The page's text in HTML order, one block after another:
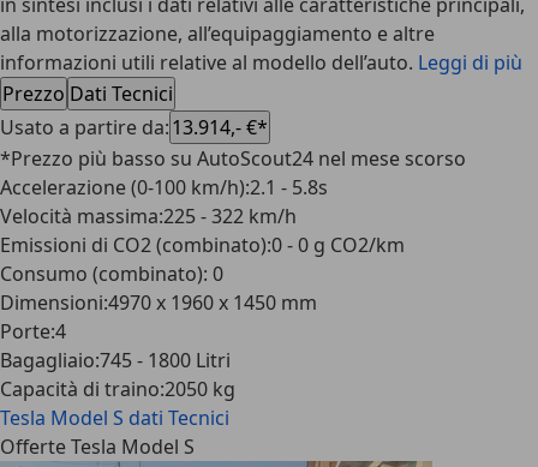
alla motorizzazione, all’equipaggiamento e altre
informazioni utili relative al modello dell’auto. Leggi di più
Prezzo Dati Tecnici
Usato a partire da:13.914,- €*
*Prezzo più basso su AutoScout24 nel mese scorso
Accelerazione (0-100 km/h):2.1 - 5.8s
Velocità massima:225 - 322 km/h
Emissioni di CO2 (combinato):0 - 0 g CO2/km
Consumo (combinato): 0
Dimensioni:4970 x 1960 x 1450 mm
Porte:4
Bagagliaio:745 - 1800 Litri
Capacità di traino:2050 kg
Tesla Model S dati Tecnici
Offerte Tesla Model S